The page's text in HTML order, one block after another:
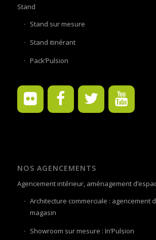
Stand
Stand sur mesure
Stand itinérant
Pack’Pulsion
NOS AGENCEMENTS
Agencement intérieur, aménagement
Architecture commerciale : agencement
magasin
Showroom sur mesure : In’Pulsion